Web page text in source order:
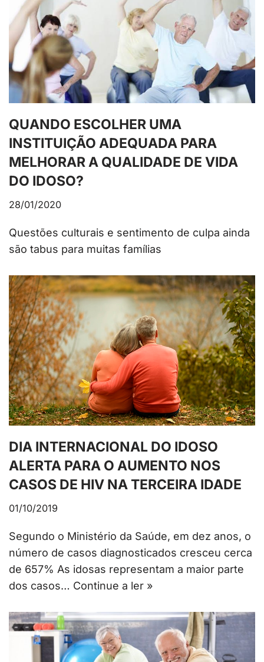
QUANDO ESCOLHER UMA
INSTITUIÇÃO ADEQUADA PARA
MELHORAR A QUALIDADE DE VIDA
DO IDOSO?
28/01/2020
Questões culturais e sentimento de culpa ainda
são tabus para muitas famílias
DIA INTERNACIONAL DO IDOSO
ALERTA PARA O AUMENTO NOS
CASOS DE HIV NA TERCEIRA IDADE
01/10/2019
Segundo o Ministério da Saúde, em dez anos, o
número de casos diagnosticados cresceu cerca
de 657% As idosas representam a maior parte
dos casos… Continue a ler »